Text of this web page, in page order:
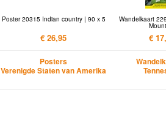
Poster 20315 Indian country | 90 x 5
€ 26,95
Posters
Verenigde Staten van Amerika
Wandelkaart
€